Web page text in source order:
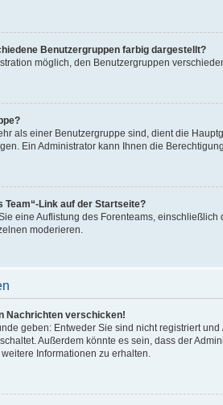
Benutzergruppen farbig dargestellt?
möglich, den Benutzergruppen
als einer Benutzergruppe sind, dient die
Ein Administrator kann Ihnen die
Team“-Link auf der Startseite?
eine Auflistung des Forenteams,
moderieren.
Nachrichten verschicken!
geben: Entweder Sie sind nicht registriert
Außerdem könnte es sein, dass der
Informationen zu erhalten.